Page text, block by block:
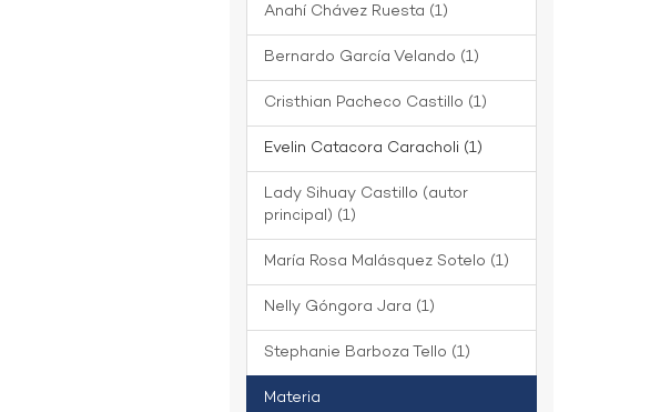
Anahí Chávez Ruesta (1)
Bernardo García Velando (1)
Cristhian Pacheco Castillo (1)
Evelin Catacora Caracholi (1)
Lady Sihuay Castillo (autor
principal) (1)
María Rosa Malásquez Sotelo (1)
Nelly Góngora Jara (1)
Stephanie Barboza Tello (1)
Materia